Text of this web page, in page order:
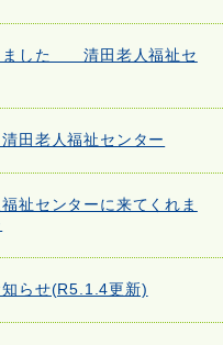
ました 清田老人福祉セ
老人福祉センター
祉センターに来てくれま
らせ(R5.1.4更新)